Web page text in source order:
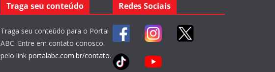
Traga seu conteúdo
Traga seu conteúdo para o Portal
ABC. Entre em contato conosco
pelo link portalabc.com.br/contato.
Redes Sociais